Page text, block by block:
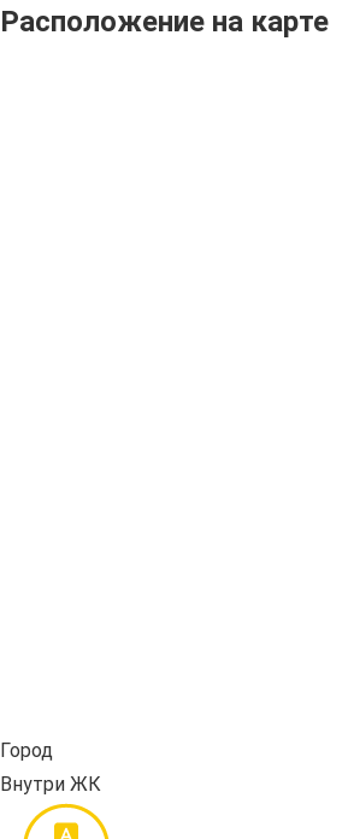
Расположение на карте
Город
Внутри ЖК